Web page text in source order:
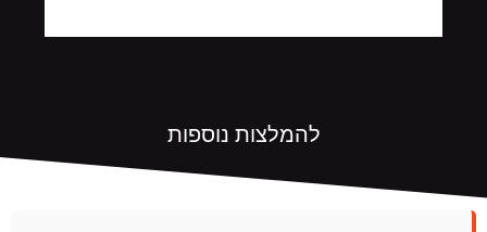
להמלצות נוספות